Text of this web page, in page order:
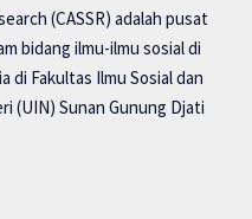
(CASSR) adalah pusat
bidang ilmu-ilmu sosial di
di Fakultas Ilmu Sosial dan
(UIN) Sunan Gunung Djati